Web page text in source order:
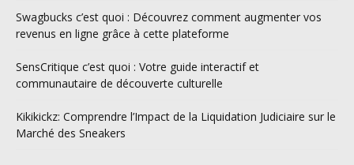
Swagbucks c’est quoi : Découvrez comment augmenter vos
revenus en ligne grâce à cette plateforme
SensCritique c’est quoi : Votre guide interactif et
communautaire de découverte culturelle
Kikikickz: Comprendre l’Impact de la Liquidation Judiciaire sur le
Marché des Sneakers